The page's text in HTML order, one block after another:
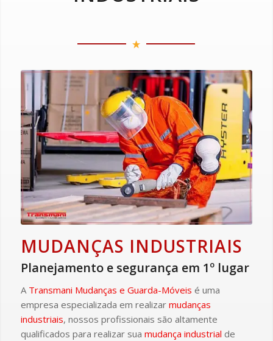
MUDANÇAS INDUSTRIAIS
Planejamento e segurança em 1º lugar
A Transmani Mudanças e Guarda-Móveis é uma
empresa especializada em realizarmudanças
industriais, nossos profissionais são altamente
qualificados para realizar sua mudança industrial de